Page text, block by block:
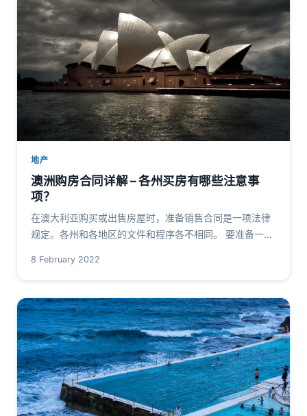
地产
澳洲购房合同详解 – 各州买房有哪些注意事
项？
在澳大利亚购买或出售房屋时，准备销售合同是一项法律
规定。各州和各地区的文件和程序各不相同。 要准备一份
师。 有许多方法可以找到一个好…
8 February 2022